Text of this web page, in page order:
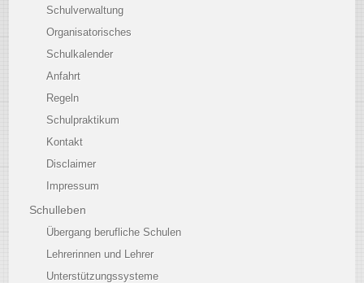
Schulverwaltung
Organisatorisches
Schulkalender
Anfahrt
Regeln
Schulpraktikum
Kontakt
Disclaimer
Impressum
Schulleben
Übergang berufliche Schulen
Lehrerinnen und Lehrer
Unterstützungssysteme